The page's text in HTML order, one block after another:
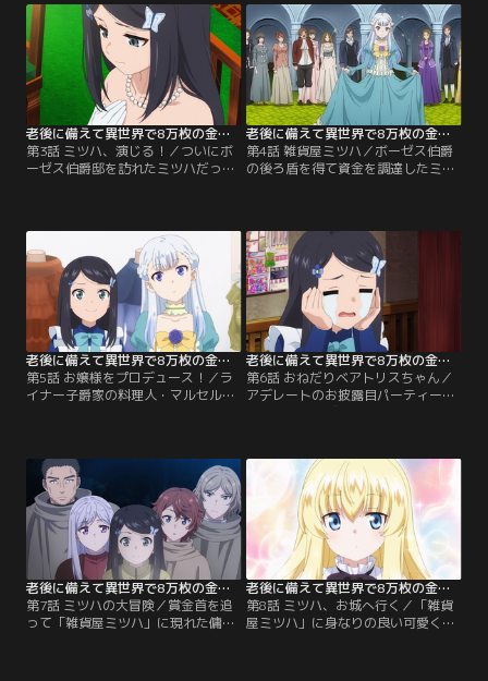
に暮れていたミツハは、崖から海へ
落ちてしまった…はずが、異世界の
大平原にいた！彷徨っていたところ
を、森の中で出会った少女・コレッ
トに助けてもらい、村での生活が始
まった。【提供：バンダイチャンネ
ル】
後ろ盾になってもらうため、会いに
行こうと決める。コレット一家と別
れて村を出発したミツハは、地球の
自宅へ転移！遺産をおろしたり、
100円ショップを回ったりと準備に
奔走する。【提供：バンダイチャン
ネル】
老後に備えて異世界で8万枚の金貨を貯めます 第03話
第3話 ミツハ、演じる！／ついにボ
ーゼス伯爵邸を訪れたミツハだった
ことにしたミツハ。作戦は見事成功
し、伯爵邸に潜入することができた
ミツハは、遠きニホン国の後継騒動
から逃れてきたという設定の貴族令
嬢ミツハ・フォン・ヤマノになりき
ることに--。【提供：バンダイチャ
ンネル】
老後に備えて異世界で8万枚の金貨を貯めます 第04話
第4話 雑貨屋ミツハ／ボーゼス伯爵
の後ろ盾を得て資金を調達したミツ
稼ぎしようと目論むが、3日間来客
なし--。心折れかけた時、ライナー
子爵家の使用人3人娘が入店！初め
ての客を逃すまいと、シャンプーの
お試しや美味しい食事をサービス
し…。【提供：バンダイチャンネ
ル】
老後に備えて異世界で8万枚の金貨を貯めます 第05話
第5話 お嬢様をプロデュース！／ラ
イナー子爵家の料理人・マルセルの
請け負うことになった。ミツハの指
導のもと、魚料理をはじめとした珍
しい料理を一生懸命練習するマルセ
ル達…アデレートを地球に招待して
ドレスの採寸をし、演技指導も行う
ミツハ…。【提供：バンダイチャン
ネル】
老後に備えて異世界で8万枚の金貨を貯めます 第06話
第6話 おねだりベアトリスちゃん／
アデレートのお披露目パーティーで
再会したボーゼス伯爵家に（無理矢
や絵、店に置いている商品について
聞かれ、何とかその場しのぎで作り
話をする。結局話が盛り上がり、ボ
ーゼス伯爵家に泊まることに…夜、
ノックされたドアを開けてみる
と…。【提供：バンダイチャンネ
ル】
老後に備えて異世界で8万枚の金貨を貯めます 第07話
第7話 ミツハの大冒険／賞金首を追
って「雑貨屋ミツハ」に現れた傭兵
老後に備えて異世界で8万枚の金貨を貯めます 第08話
第8話 ミツハ、お城へ行く／「雑貨
屋ミツハ」に身なりの良い可愛くて